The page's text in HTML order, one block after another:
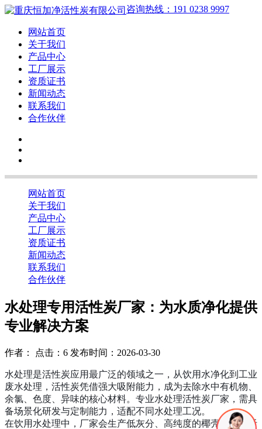
咨询热线：191 0238 9997
网站首页
关于我们
产品中心
工厂展示
资质证书
新闻动态
联系我们
合作伙伴
网站首页
关于我们
产品中心
工厂展示
资质证书
新闻动态
联系我们
合作伙伴
水处理专用活性炭厂家：为水质净化提供
专业解决方案
作者： 点击：6 发布时间：2026-03-30
水处理是活性炭应用最广泛的领域之一，从饮用水净化到工业
废水处理，活性炭凭借强大吸附能力，成为去除水中有机物、
余氯、色度、异味的核心材料。专业水处理活性炭厂家，需具
备场景化研发与定制能力，适配不同水处理工况。
在饮用水处理中，厂家会生产低灰分、高纯度的椰壳或果壳活